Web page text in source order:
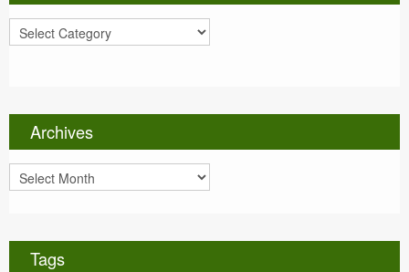
a
o
i
s
Archives
r
i
Tags